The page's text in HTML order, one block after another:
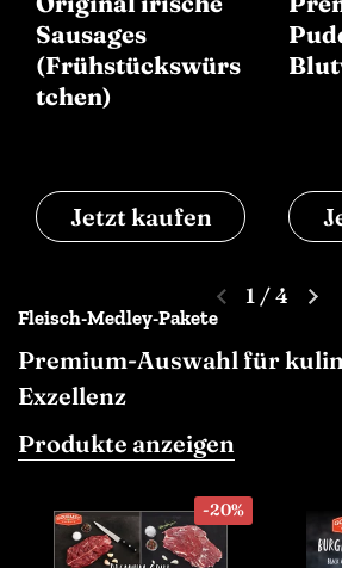
Sausages
(Frühstückswürs
tchen)
Jetzt kaufen
1 /4
Fleisch-Medley-Pakete
Premium-Auswahl für
Exzellenz
Produkte anzeigen
-20%